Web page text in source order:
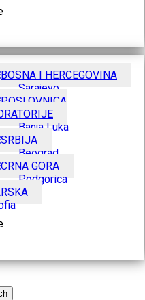
BOSNA I HERCEGOVINA
Sarajevo
POSLOVNICA
Banja Luka
SRBIJA
Beograd
CRNA GORA
Podgorica